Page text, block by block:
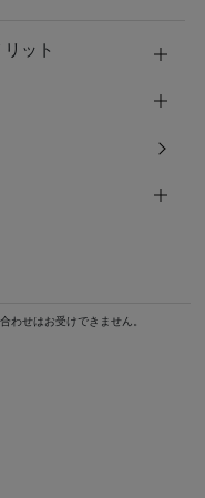
ット
せはお受けできません。